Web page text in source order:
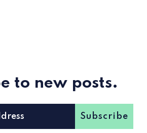
to new posts.
Subscribe